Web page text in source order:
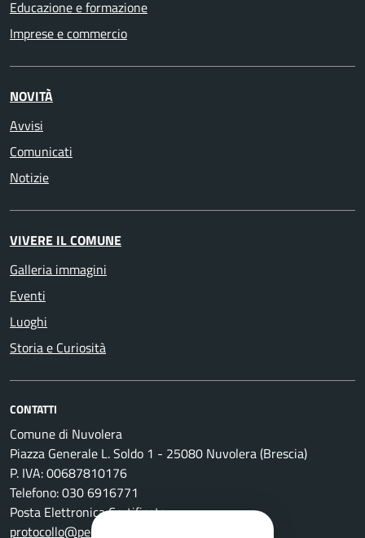
Educazione e formazione
Imprese e commercio
NOVITÀ
Avvisi
Comunicati
Notizie
VIVERE IL COMUNE
Galleria immagini
Eventi
Luoghi
Storia e Curiosità
CONTATTI
Comune di Nuvolera
Piazza Generale L. Soldo 1 - 25080 Nuvolera (Brescia)
P. IVA: 00687810176
Telefono: 030 6916771
Posta Elettronica Certificata:
protocollo@pec.comune.nuvolera.bs.it